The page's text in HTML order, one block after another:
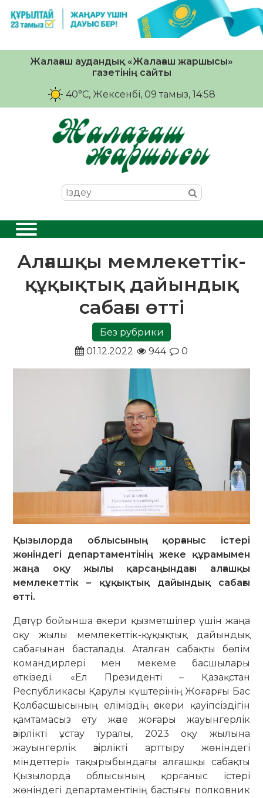
Жалағаш аудандық «Жалағаш жаршысы»
газетінің сайты
40°C, Жексенбі, 09 тамыз, 14:58
Алғашқы мемлекеттік-
құқықтық дайындық
сабағы өтті
Без рубрики
01.12.2022
944 0
Қызылорда облысының қорғаныс істері
жөніндегі департаментінің жеке құрамымен
жаңа оқу жылы қарсаңындағы алғашқы
мемлекеттік – құқықтық дайындық сабағы
өтті.
Дәстүр бойынша әскери қызметшілер үшін жаңа
оқу жылы мемлекеттік-құқықтық дайындық
сабағынан басталады. Аталған сабақты бөлім
командирлері мен мекеме басшылары
өткізеді. «Ел Президенті – Қазақстан
Республикасы Қарулы күштерінің Жоғарғы Бас
Қолбасшысының еліміздің әскери қауіпсіздігін
қамтамасыз ету және жоғары жауынгерлік
әзірлікті ұстау туралы, 2023 оқу жылына
жауынгерлік әзірлікті арттыру жөніндегі
міндеттері» тақырыбындағы алғашқы сабақты
Қызылорда облысының қорғаныс істері
жөніндегі департаментінің бастығы полковник